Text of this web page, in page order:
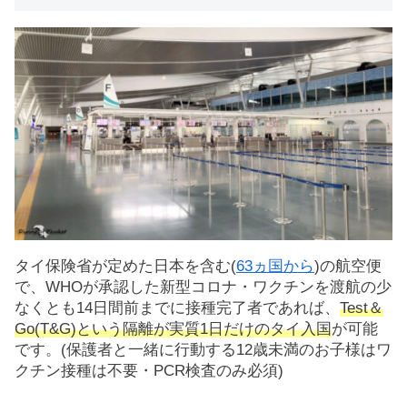
タイ保険省が定めた日本を含む(63ヵ国から)の航空便
で、WHOが承認した新型コロナ・ワクチンを渡航の少
なくとも14日間前までに接種完了者であれば、 Test＆
Go(T&G)という隔離が実質1日だけのタイ入国が可能
です。(保護者と一緒に行動する12歳未満のお子様はワ
クチン接種は不要・PCR検査のみ必須)